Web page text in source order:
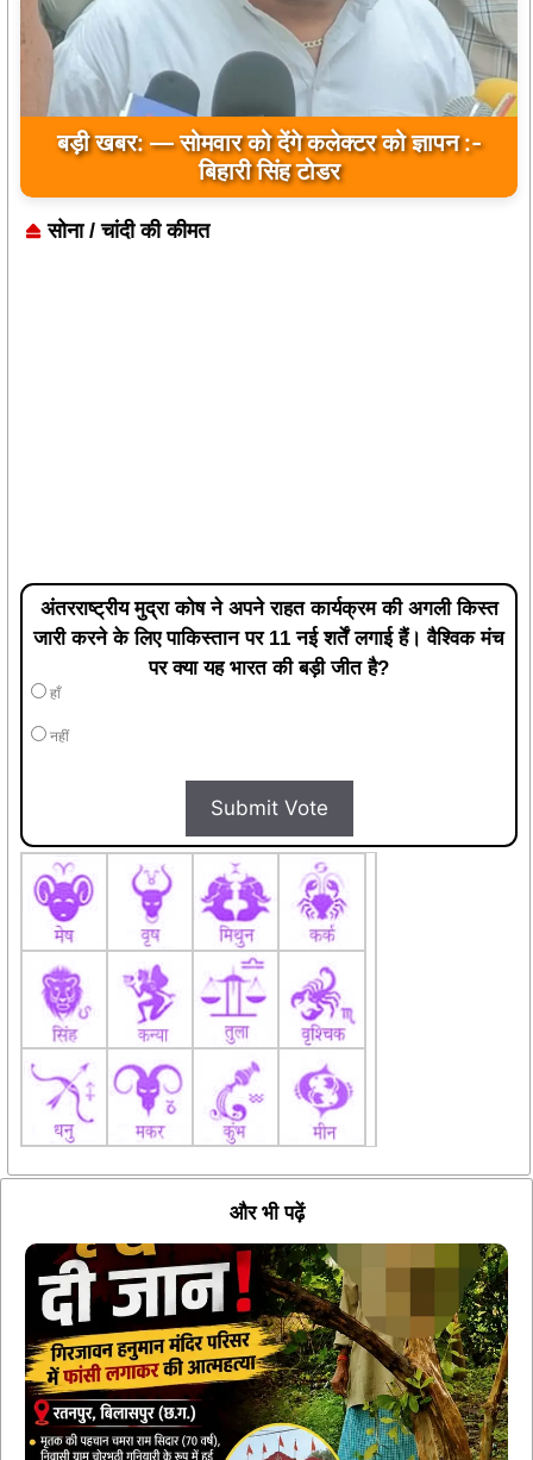
बड़ी खबर: — सोमवार को देंगे कलेक्टर को ज्ञापन :-
बिहारी सिंह टोडर
सोना / चांदी की कीमत
अंतरराष्ट्रीय मुद्रा कोष ने अपने राहत कार्यक्रम की अगली किस्त
जारी करने के लिए पाकिस्तान पर 11 नई शर्तें लगाई हैं। वैश्विक मंच
पर क्या यह भारत की बड़ी जीत है?
हाँ
नहीं
Submit Vote
और भी पढ़ें